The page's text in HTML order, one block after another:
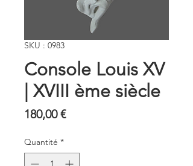
SKU : 0983
Console Louis XV
| XVIII ème siècle
180,00 €Prix
Quantité *